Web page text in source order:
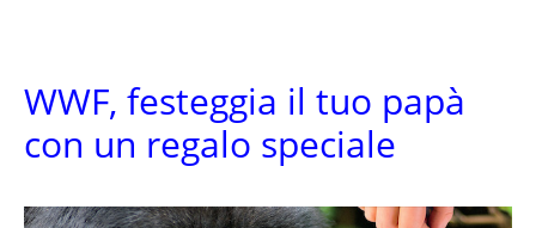
WWF, festeggia il tuo papà
con un regalo speciale